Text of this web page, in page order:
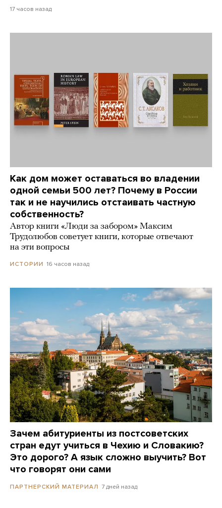
17 часов назад
Как дом может оставаться во владении
одной семьи 500 лет? Почему в России
так и не научились отстаивать частную
собственность?
Автор книги «Люди за забором» Максим
Трудолюбов советует книги, которые отвечают
на эти вопросы
ИСТОРИИ 16 часов назад
Зачем абитуриенты из постсоветских
стран едут учиться в Чехию и Словакию?
Это дорого? А язык сложно выучить? Вот
что говорят они сами
ПАРТНЕРСКИЙ МАТЕРИАЛ 7 дней назад